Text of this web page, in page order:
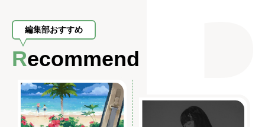
編集部おすすめ
Recommend